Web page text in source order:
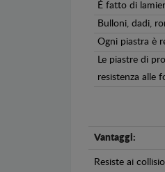
É fatto di
Bulloni, dadi,
Ogni piastra è
Le piastre di
resistenza alle
Vantaggi:
Resiste ai